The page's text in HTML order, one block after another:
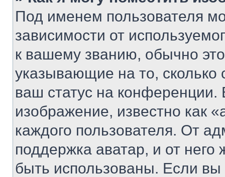
Под именем пользователя
зависимости от
к вашему званию, обычно это
указывающие на то,
ваш статус на
изображение, известно как
каждого пользователя. От
поддержка аватар, и от него
быть использованы. Если